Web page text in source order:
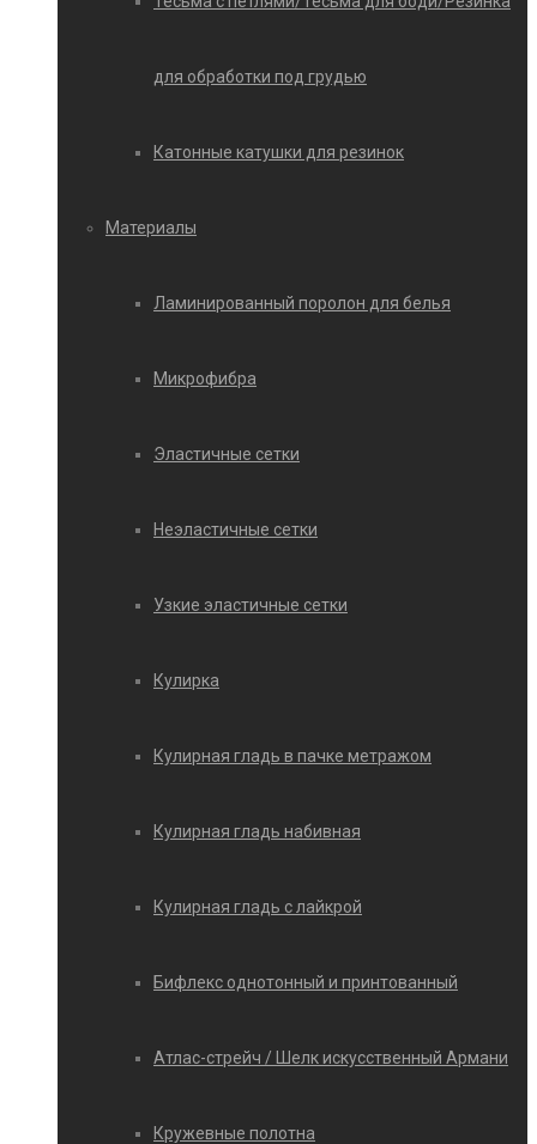
для обработки под грудью
Катонные катушки для резинок
Материалы
Ламинированный поролон для белья
Микрофибра
Эластичные сетки
Неэластичные сетки
Узкие эластичные сетки
Кулирка
Кулирная гладь в пачке метражом
Кулирная гладь набивная
Кулирная гладь с лайкрой
Бифлекс однотонный и принтованный
Атлас-стрейч / Шелк искусственный Армани
Кружевные полотна